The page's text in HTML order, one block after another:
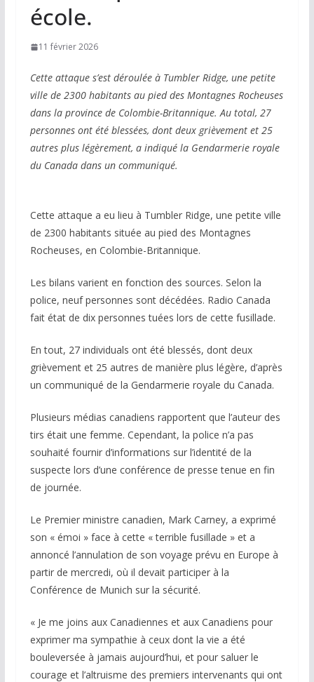
école.
11 février 2026
Cette attaque s’est déroulée à Tumbler Ridge, une petite
ville de 2300 habitants au pied des Montagnes Rocheuses
dans la province de Colombie-Britannique. Au total, 27
personnes ont été blessées, dont deux grièvement et 25
autres plus légèrement, a indiqué la Gendarmerie royale
du Canada dans un communiqué.
Cette attaque a eu lieu à Tumbler Ridge, une petite ville
de 2300 habitants située au pied des Montagnes
Rocheuses, en Colombie-Britannique.
Les bilans varient en fonction des sources. Selon la
police, neuf personnes sont décédées. Radio Canada
fait état de dix personnes tuées lors de cette fusillade.
En tout, 27 individuals ont été blessés, dont deux
grièvement et 25 autres de manière plus légère, d’après
un communiqué de la Gendarmerie royale du Canada.
Plusieurs médias canadiens rapportent que l’auteur des
tirs était une femme. Cependant, la police n’a pas
souhaité fournir d’informations sur l’identité de la
suspecte lors d’une conférence de presse tenue en fin
de journée.
Le Premier ministre canadien, Mark Carney, a exprimé
son « émoi » face à cette « terrible fusillade » et a
annoncé l’annulation de son voyage prévu en Europe à
partir de mercredi, où il devait participer à la
Conférence de Munich sur la sécurité.
« Je me joins aux Canadiennes et aux Canadiens pour
exprimer ma sympathie à ceux dont la vie a été
bouleversée à jamais aujourd’hui, et pour saluer le
courage et l’altruisme des premiers intervenants qui ont